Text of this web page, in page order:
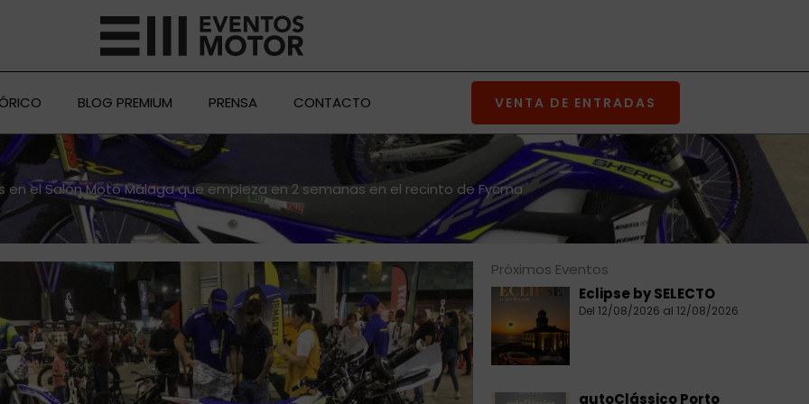
BLOG PREMIUM PRENSA CONTACTO VENTA DE ENTRADAS
en el Salón Moto Málaga que empieza en 2 semanas en el recinto de Fycma
Próximos Eventos
Eclipse by SELECTO
Del 12/08/2026 al 12/08/2026
autoClássico Porto